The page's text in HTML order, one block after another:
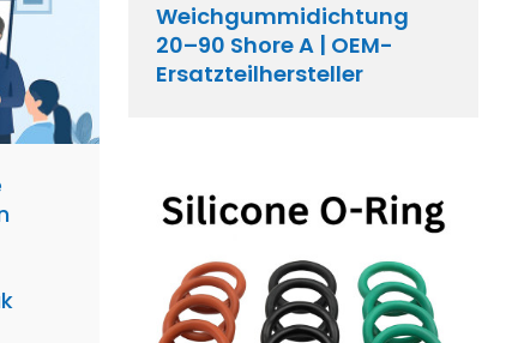
Weichgummidichtung
20–90 Shore A | OEM-
Ersatzteilhersteller